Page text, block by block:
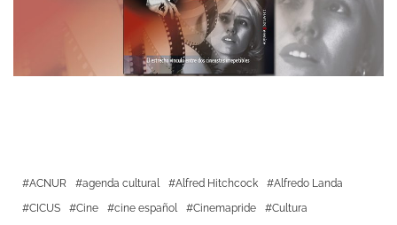
ACNUR agenda cultural Alfred Hitchcock
Alfredo Landa
CICUS
Cine cine español Cinemapride
Cultura